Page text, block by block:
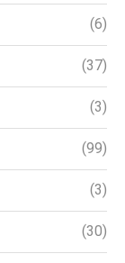
(6)
(37)
(3)
(99)
(3)
(30)